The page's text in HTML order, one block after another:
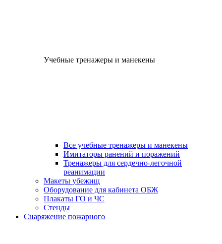
Учебные тренажеры и манекены
Все учебные тренажеры и манекены
Имитаторы ранений и поражений
Тренажеры для сердечно-легочной
реанимации
Макеты убежищ
Оборудование для кабинета ОБЖ
Плакаты ГО и ЧС
Стенды
Снаряжение пожарного